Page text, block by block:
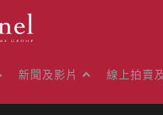
新聞及影片 線上拍賣